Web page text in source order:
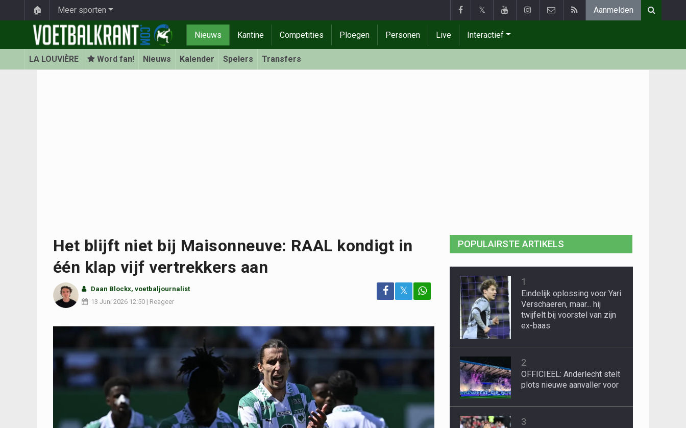
🏠 Meer sporten 𝕏 Aanmelden
Nieuws Kantine Competities Ploegen Personen Live Interactief
LA LOUVIÈRE Word fan! Nieuws Kalender Spelers Transfers
Het blijft niet bij Maisonneuve: RAAL kondigt in
één klap vijf vertrekkers aan
Daan Blockx, voetbaljournalist
13 Juni 2026 12:50 | Reageer
𝕏
POPULAIRSTE ARTIKELS
1
Eindelijk oplossing voor Yari
Verschaeren, maar... hij
twijfelt bij voorstel van zijn
ex-baas
2
OFFICIEEL: Anderlecht stelt
plots nieuwe aanvaller voor
3